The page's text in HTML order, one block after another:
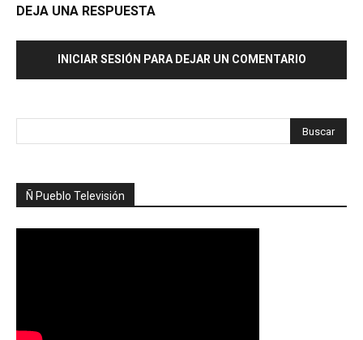
DEJA UNA RESPUESTA
INICIAR SESIÓN PARA DEJAR UN COMENTARIO
Ñ Pueblo Televisión